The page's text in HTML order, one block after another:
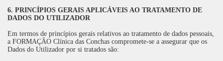
6. PRINCÍPIOS GERAIS APLICÁVEIS AO TRATAMENTO DE
DADOS DO UTILIZADOR
Em termos de princípios gerais relativos ao tratamento de dados pessoais,
a FORMAÇÃO Clínica das Conchas compromete-se a assegurar que os
Dados do Utilizador por si tratados são: